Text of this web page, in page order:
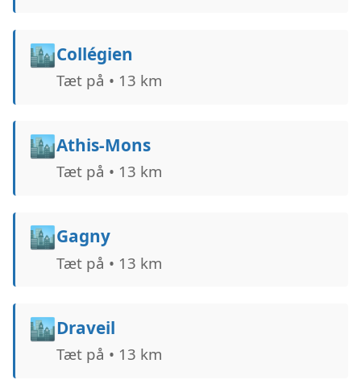
🏙️Collégien
Tæt på • 13 km
🏙️Athis-Mons
Tæt på • 13 km
🏙️Gagny
Tæt på • 13 km
🏙️Draveil
Tæt på • 13 km